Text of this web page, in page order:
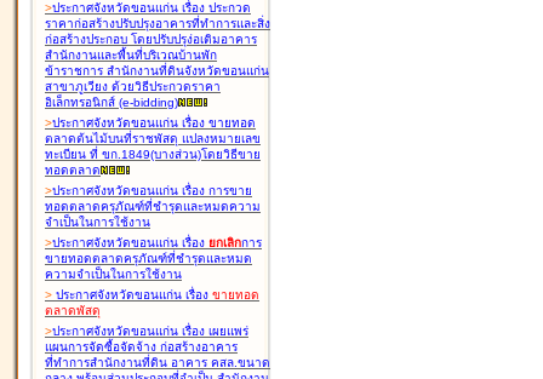
>ประกาศจังหวัดขอนแก่น เรื่อง ประกวด
ราคาก่อสร้างปรับปรุงอาคารที่ทำการและสิ่ง
ก่อสร้างประกอบ โดยปรับปรุง่อเติมอาคาร
สำนักงานและพื้นที่บริเวณบ้านพัก
ข้าราชการ สำนักงานที่ดินจังหวัดขอนแก่น
สาขาภูเวียง ด้วยวิธีประกวดราคา
อิเล็กทรอนิกส์ (e-bidding)
>ประกาศจังหวัดขอนแก่น เรื่อง ขายทอด
ตลาดต้นไม้บนที่ราชพัสดุ แปลงหมายเลข
ทะเบียน ที่ ขก.1849(บางส่วน)โดยวิธีขาย
ทอดตลาด
>ประกาศจังหวัดขอนแก่น เรื่อง การขาย
ทอดตลาดครุภัณฑ์ที่ชำรุดและหมดความ
จำเป็นในการใช้งาน
>ประกาศจังหวัดขอนแก่น เรื่อง ยกเลิกการ
ขายทอดตลาดครุภัณฑ์ที่ชำรุดและหมด
ความจำเป็นในการใช้งาน
> ประกาศจังหวัดขอนแก่น เรื่อง ขายทอด
ตลาดพัสดุ
>ประกาศจังหวัดขอนแก่น เรื่อง เผยแพร่
แผนการจัดซื้อจัดจ้าง ก่อสร้างอาคาร
ที่ทำการสำนักงานที่ดิน อาคาร คสล.ขนาด